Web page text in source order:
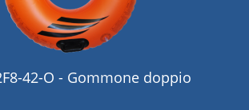
42-O - Gommone doppio